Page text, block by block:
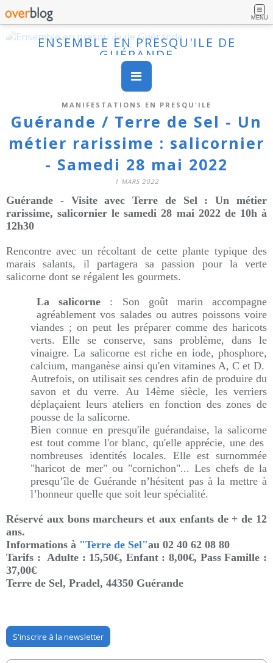
MENU
ENSEMBLE EN PRESQU'ILE DE
GUÉRANDE
MANIFESTATIONS EN PRESQU'ILE
Guérande / Terre de Sel - Un
métier rarissime : salicornier
- Samedi 28 mai 2022
1 MARS 2022
Guérande - Visite avec Terre de Sel : Un métier
rarissime, salicornier le samedi 28 mai 2022 de 10h à
12h30
Rencontre avec un récoltant de cette plante typique des
marais salants, il partagera sa passion pour la verte
salicorne dont se régalent les gourmets.
La salicorne : Son goût marin accompagne
agréablement vos salades ou autres poissons voire
viandes ; on peut les préparer comme des haricots
verts. Elle se conserve, sans problème, dans le
vinaigre. La salicorne est riche en iode, phosphore,
calcium, manganèse ainsi qu'en vitamines A, C et D.
Autrefois, on utilisait ses cendres afin de produire du
savon et du verre. Au 14ème siècle, les verriers
déplaçaient leurs ateliers en fonction des zones de
pousse de la salicorne.
Bien connue en presqu'ile guérandaise, la salicorne
est tout comme l'or blanc, qu'elle apprécie, une des
nombreuses identités locales. Elle est surnommée
"haricot de mer" ou "cornichon"... Les chefs de la
presqu’île de Guérande n’hésitent pas à la mettre à
l’honneur quelle que soit leur spécialité.
Réservé aux bons marcheurs et aux enfants de + de 12
ans.
Informations à "Terre de Sel"au 02 40 62 08 80
Tarifs : Adulte : 15,50€, Enfant : 8,00€, Pass Famille :
37,00€
Terre de Sel, Pradel, 44350 Guérande
S'inscrire à la newsletter